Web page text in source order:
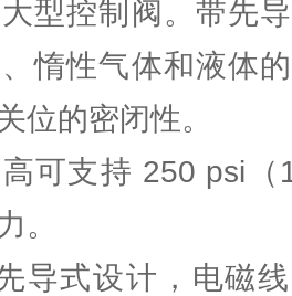
型控制阀。带先
惰性气体和液体
位的密闭性。
可支持 250 psi（
。
导式设计，电磁